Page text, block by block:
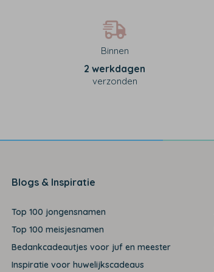
Binnen
2 werkdagen
verzonden
Blogs & Inspiratie
Top 100 jongensnamen
Top 100 meisjesnamen
Bedankcadeautjes voor juf en meester
Inspiratie voor huwelijkscadeaus